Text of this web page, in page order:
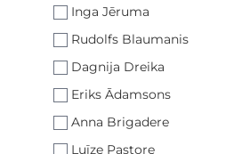
Inga Jēruma
Rudolfs Blaumanis
Dagnija Dreika
Eriks Ādamsons
Anna Brigadere
Luīze Pastore